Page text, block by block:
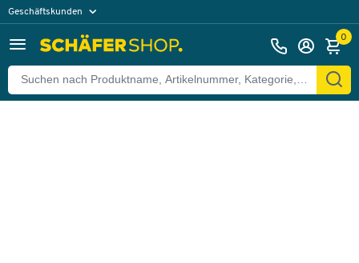
Geschäftskunden
0
Zurück